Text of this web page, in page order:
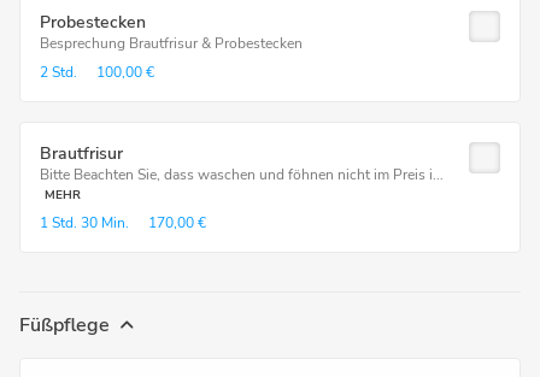
Probestecken
Besprechung Brautfrisur & Probestecken
2 Std.
100,00 €
Brautfrisur
Bitte Beachten Sie, dass waschen und föhnen nicht im Preis i...
MEHR
1 Std. 30 Min. 170,00 €
Füßpflege